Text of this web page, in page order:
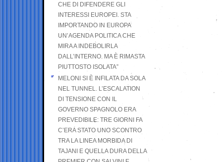
CHE DI DIFENDERE GLI
INTERESSI EUROPEI. STA
IMPORTANDO IN EUROPA
UN’AGENDA POLITICA CHE
MIRA A INDEBOLIRLA
DALL’INTERNO. MA È RIMASTA
PIUTTOSTO ISOLATA”
MELONI SI È INFILATA DA SOLA
NEL TUNNEL. L’ESCALATION
DI TENSIONE CON IL
GOVERNO SPAGNOLO ERA
PREVEDIBILE: TRE GIORNI FA
C’ERA STATO UNO SCONTRO
TRA LA LINEA MORBIDA DI
TAJANI E QUELLA DURA DELLA